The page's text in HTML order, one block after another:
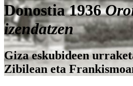
Donostia 1936
izendatzen
Giza eskubideen
Zibilean eta